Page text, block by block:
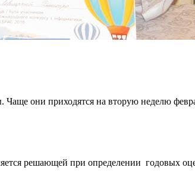
они приходятся на вторую неделю
решающей при определении годовых